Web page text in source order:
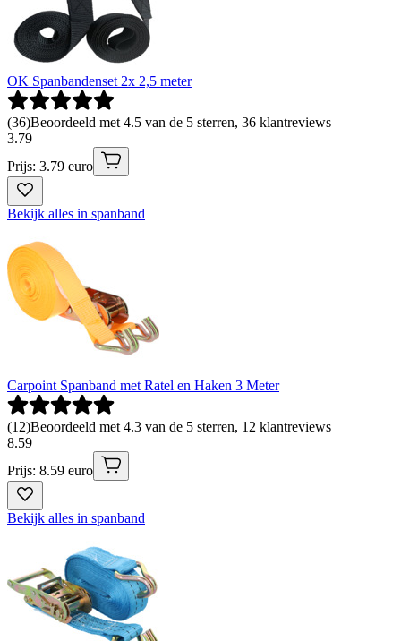
OK Spanbandenset 2x 2,5 meter
(36)Beoordeeld met 4.5 van de 5 sterren, 36 klantreviews
3.79
Prijs: 3.79 euro
Bekijk alles in spanband
Carpoint Spanband met Ratel en Haken 3 Meter
(12)Beoordeeld met 4.3 van de 5 sterren, 12 klantreviews
8.59
Prijs: 8.59 euro
Bekijk alles in spanband